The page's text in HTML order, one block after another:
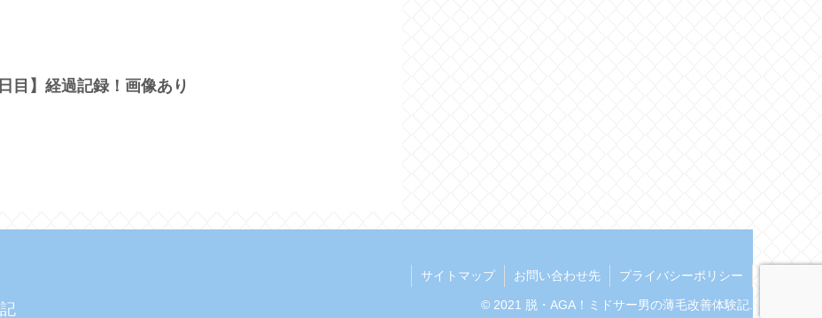
目】経過記録！画像あり
サイトマップ お問い合わせ先 プライバシーポリシー
© 2021 脱・AGA！ミドサー男の薄毛改善体験記.